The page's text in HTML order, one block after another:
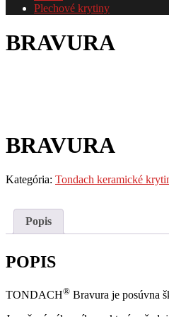
Plechové krytiny
BRAVURA
BRAVURA
Kategória: Tondach keramické
Popis
POPIS
TONDACH® Bravura je posúvna